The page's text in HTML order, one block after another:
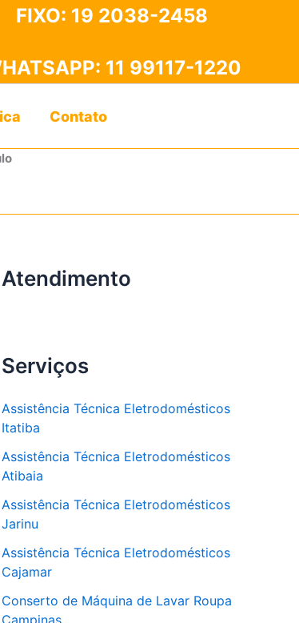
FIXO: 19 2038-2458
11 99117-1220
Contato
Atendimento
Serviços
Assistência Técnica Eletrodomésticos
Itatiba
Assistência Técnica Eletrodomésticos
Atibaia
Assistência Técnica Eletrodomésticos
Jarinu
Assistência Técnica Eletrodomésticos
Cajamar
Conserto de Máquina de Lavar Roupa
Campinas